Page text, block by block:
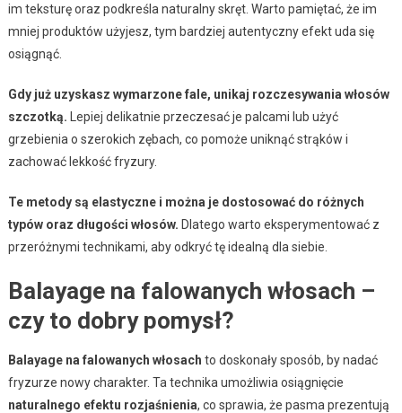
im teksturę oraz podkreśla naturalny skręt. Warto pamiętać, że im
mniej produktów użyjesz, tym bardziej autentyczny efekt uda się
osiągnąć.
Gdy już uzyskasz wymarzone fale, unikaj rozczesywania włosów
szczotką. Lepiej delikatnie przeczesać je palcami lub użyć
grzebienia o szerokich zębach, co pomoże uniknąć strąków i
zachować lekkość fryzury.
Te metody są elastyczne i można je dostosować do różnych
typów oraz długości włosów. Dlatego warto eksperymentować z
przeróżnymi technikami, aby odkryć tę idealną dla siebie.
Balayage na falowanych włosach –
czy to dobry pomysł?
Balayage na falowanych włosach to doskonały sposób, by nadać
fryzurze nowy charakter. Ta technika umożliwia osiągnięcie
naturalnego efektu rozjaśnienia, co sprawia, że pasma prezentują